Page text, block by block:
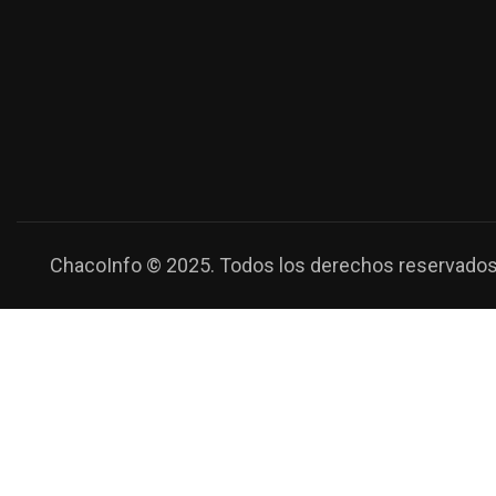
ChacoInfo © 2025. Todos los derechos